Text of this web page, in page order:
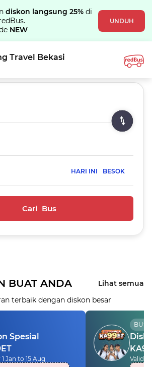
diskon langsung 25% di
NEW
UNDUH
Travel Bekasi
HARI INI BESOK
Cari Bus
BUAT ANDA
Lihat semua
terbaik dengan diskon besar
Spesial
Jan to 15 Aug
BUS
Validity